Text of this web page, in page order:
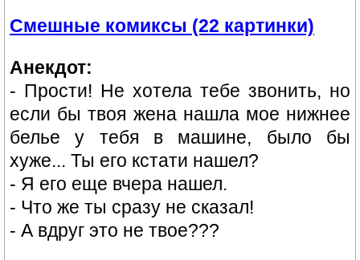
Смешные комиксы (22 картинки)
Анекдот:
- Прости! Не хотела тебе звонить, но
если бы твоя жена нашла мое нижнее
белье у тебя в машине, было бы
хуже... Ты его кстати нашел?
- Я его еще вчера нашел.
- Что же ты сразу не сказал!
- А вдруг это не твое???